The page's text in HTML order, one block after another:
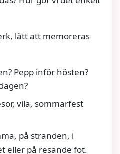
lätt att memoreras
Pepp inför hösten?
vila, sommarfest
på stranden, i
eller på resande fot.